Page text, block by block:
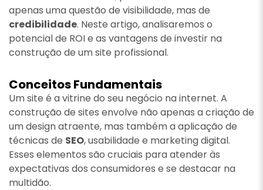
apenas uma questão de visibilidade, mas de
credibilidade. Neste artigo, analisaremos o
potencial de ROI e as vantagens de investir na
construção de um site profissional.
Conceitos Fundamentais
Um site é a vitrine do seu negócio na internet. A
construção de sites envolve não apenas a criação de
um design atraente, mas também a aplicação de
técnicas de SEO, usabilidade e marketing digital.
Esses elementos são cruciais para atender às
expectativas dos consumidores e se destacar na
multidão.